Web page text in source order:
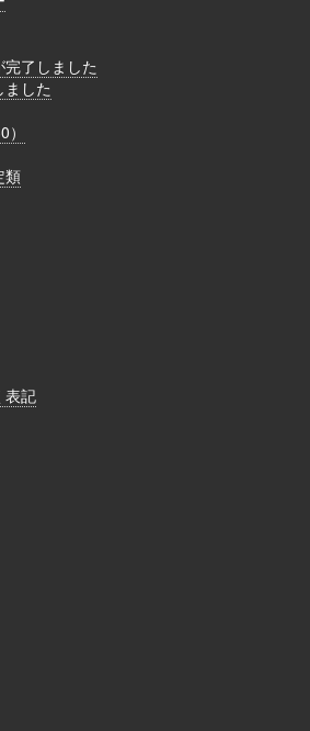
完了しました
ました
類
表記